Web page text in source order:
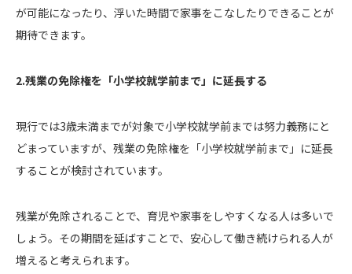
が可能になったり、浮いた時間で家事をこなしたりできることが
期待できます。
2.残業の免除権を「小学校就学前まで」に延長する
現行では3歳未満までが対象で小学校就学前までは努力義務にと
どまっていますが、残業の免除権を「小学校就学前まで」に延長
することが検討されています。
残業が免除されることで、育児や家事をしやすくなる人は多いで
しょう。その期間を延ばすことで、安心して働き続けられる人が
増えると考えられます。